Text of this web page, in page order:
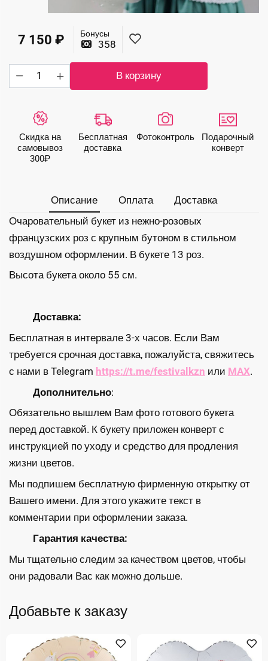
7 150 ₽ Бонусы
358
Количество
товара
кружевных
розовых
роз
В корзину
Скидка на
самовывоз
300₽
Бесплатная
доставка
Фото­контроль
Подарочный
конверт
Описание Оплата
Доставка
Очаровательный букет из нежно-розовых
французских роз с крупным бутоном в стильном
воздушном оформлении. В букете 13 роз.
Высота букета около 55 см.
Доставка:
Бесплатная в интервале 3-х часов. Если Вам
требуется срочная доставка, пожалуйста, свяжитесь
с нами в Telegram https://t.me/festivalkzn или MAX.
Дополнительно:
Обязательно вышлем Вам фото готового букета
перед доставкой. К букету приложен конверт с
инструкцией по уходу и средство для продления
жизни цветов.
Мы подпишем бесплатную фирменную открытку от
Вашего имени. Для этого укажите текст в
комментарии при оформлении заказа.
Гарантия качества:
Мы тщательно следим за качеством цветов, чтобы
они радовали Вас как можно дольше.
Добавьте к заказу